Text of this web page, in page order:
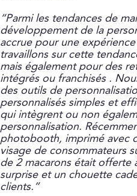
“Parmi les tendances de
développement de la
accrue pour une
travaillons sur cette
mais également pour des
intégrés ou franchisés .
des outils de
personnalisés simples et
qui intègrent ou non
personnalisation.
photobooth, imprimé avec
visage de consommateurs
de 2 macarons était offerte
surprise et un chouette
clients.”